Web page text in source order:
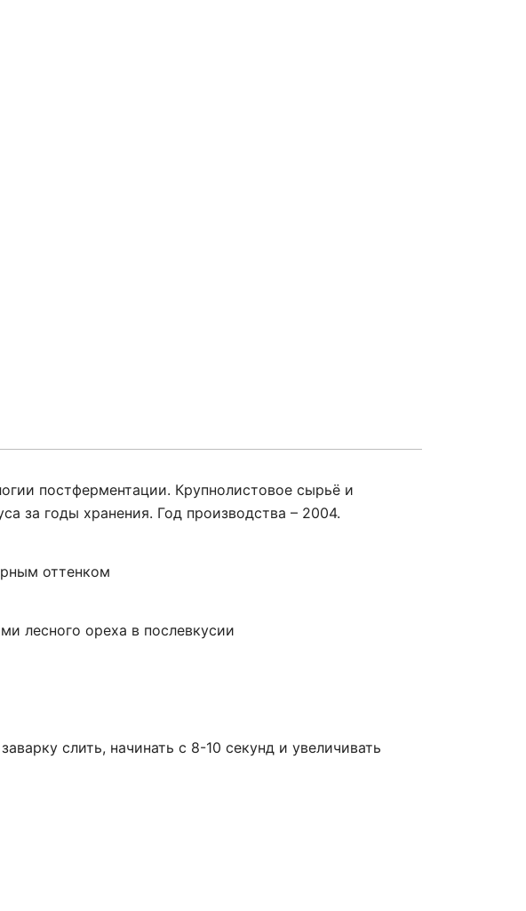
постферментации. Крупнолистовое сырьё и
за годы хранения. Год производства – 2004.
оттенком
лесного ореха в послевкусии
слить, начинать с 8-10 секунд и увеличивать